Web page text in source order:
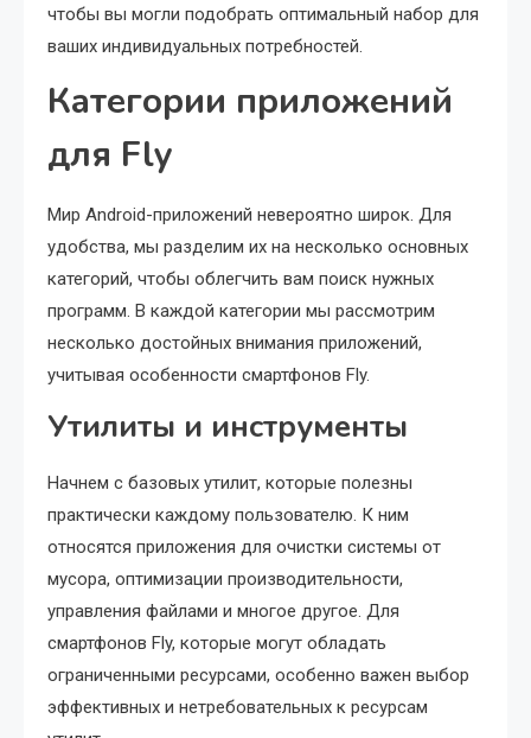
чтобы вы могли подобрать оптимальный набор для
ваших индивидуальных потребностей.
Категории приложений
для Fly
Мир Android-приложений невероятно широк. Для
удобства, мы разделим их на несколько основных
категорий, чтобы облегчить вам поиск нужных
программ. В каждой категории мы рассмотрим
несколько достойных внимания приложений,
учитывая особенности смартфонов Fly.
Утилиты и инструменты
Начнем с базовых утилит, которые полезны
практически каждому пользователю. К ним
относятся приложения для очистки системы от
мусора, оптимизации производительности,
управления файлами и многое другое. Для
смартфонов Fly, которые могут обладать
ограниченными ресурсами, особенно важен выбор
эффективных и нетребовательных к ресурсам